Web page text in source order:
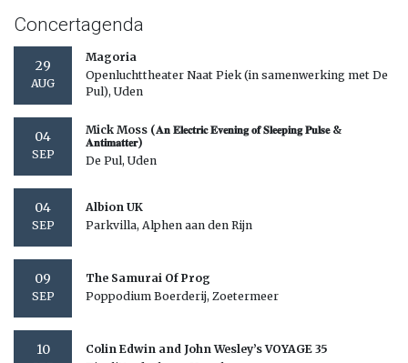
Concertagenda
29
AUG
Magoria
Openluchttheater Naat Piek (in samenwerking met De
Pul), Uden
04
SEP
Mick Moss (𝐀𝐧 𝐄𝐥𝐞𝐜𝐭𝐫𝐢𝐜 𝐄𝐯𝐞𝐧𝐢𝐧𝐠 𝐨𝐟 𝐒𝐥𝐞𝐞𝐩𝐢𝐧𝐠 𝐏𝐮𝐥𝐬𝐞 &
𝐀𝐧𝐭𝐢𝐦𝐚𝐭𝐭𝐞𝐫)
De Pul, Uden
04
SEP
Albion UK
Parkvilla, Alphen aan den Rijn
09
SEP
The Samurai Of Prog
Poppodium Boerderij, Zoetermeer
10
Colin Edwin and John Wesley’s VOYAGE 35